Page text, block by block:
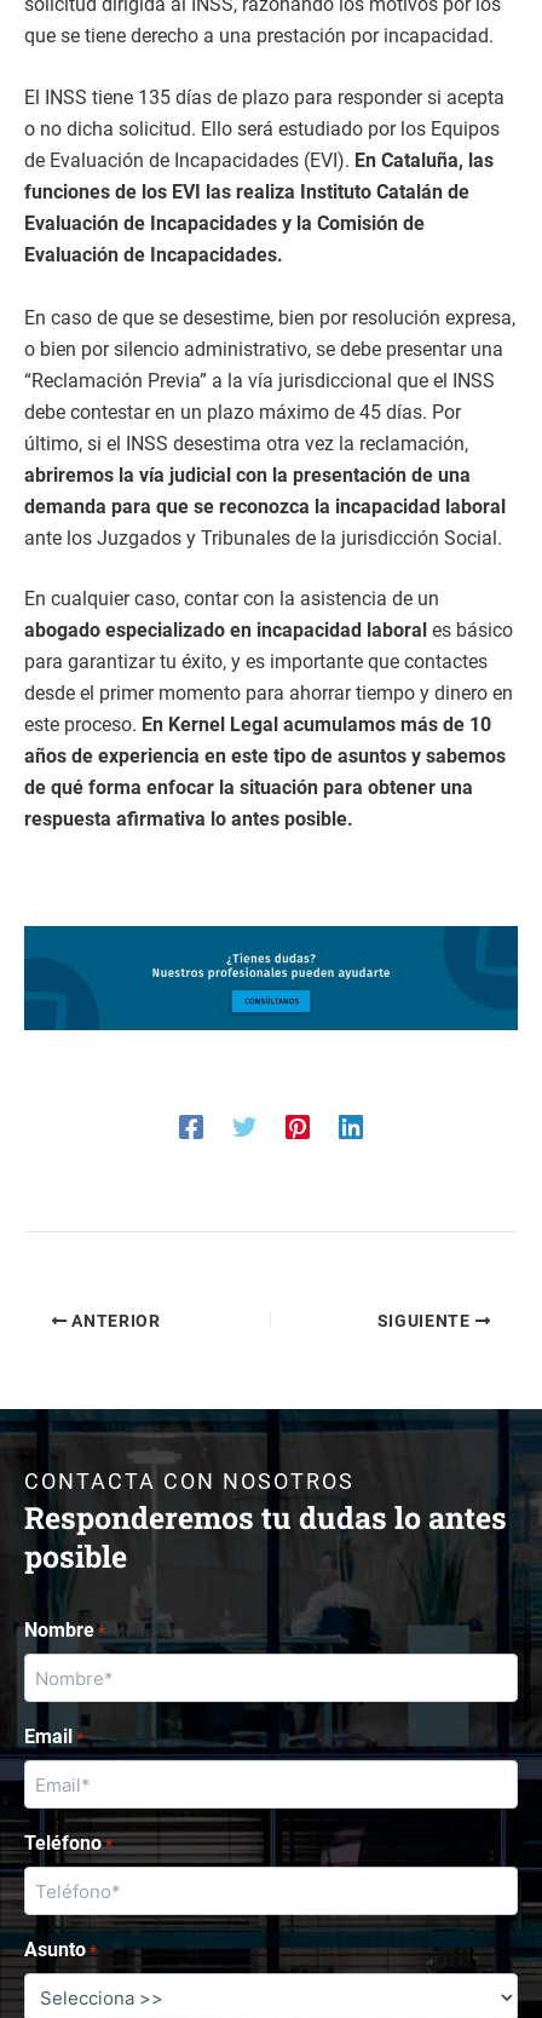
que se tiene derecho a una prestación por incapacidad.
El INSS tiene 135 días de plazo para responder si acepta
o no dicha solicitud. Ello será estudiado por los Equipos
de Evaluación de Incapacidades (EVI). En Cataluña, las
funciones de los EVI las realiza Instituto Catalán de
Evaluación de Incapacidades y la Comisión de
Evaluación de Incapacidades.
En caso de que se desestime, bien por resolución expresa,
o bien por silencio administrativo, se debe presentar una
“Reclamación Previa” a la vía jurisdiccional que el INSS
debe contestar en un plazo máximo de 45 días. Por
último, si el INSS desestima otra vez la reclamación,
abriremos la vía judicial con la presentación de una
demanda para que se reconozca la incapacidad laboral
ante los Juzgados y Tribunales de la jurisdicción Social.
En cualquier caso, contar con la asistencia de un
abogado especializado en incapacidad laboral es básico
para garantizar tu éxito, y es importante que contactes
desde el primer momento para ahorrar tiempo y dinero en
este proceso. En Kernel Legal acumulamos más de 10
años de experiencia en este tipo de asuntos y sabemos
de qué forma enfocar la situación para obtener una
respuesta afirmativa lo antes posible.
ANTERIOR SIGUIENTE
CONTACTA CON NOSOTROS
Responderemos tu dudas lo antes
posible
Nombre *
Email *
Teléfono *
Asunto *